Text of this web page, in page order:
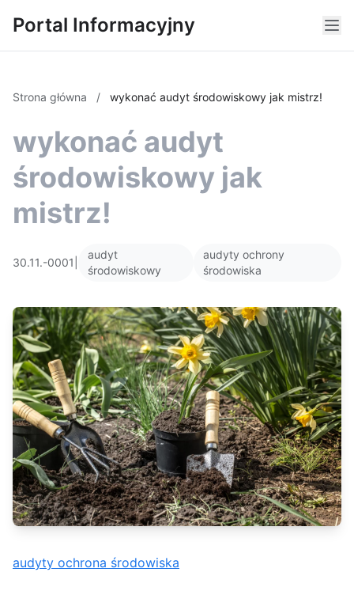
Portal Informacyjny
Strona główna / wykonać audyt środowiskowy jak mistrz!
wykonać audyt
środowiskowy jak
mistrz!
30.11.-0001
audyt
środowiskowy
audyty ochrony
środowiska
audyty ochrona środowiska